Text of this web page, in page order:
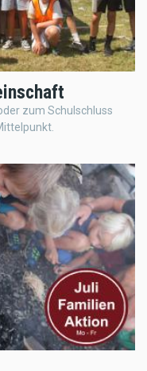
zum Schulschluss